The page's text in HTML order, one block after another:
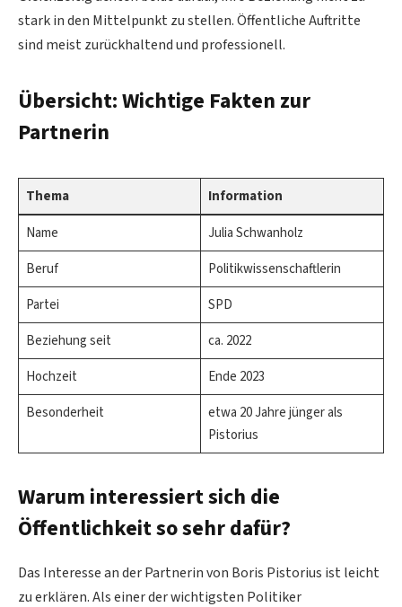
stark in den Mittelpunkt zu stellen. Öffentliche Auftritte
sind meist zurückhaltend und professionell.
Übersicht: Wichtige Fakten zur
Partnerin
Thema
Information
Name
Julia Schwanholz
Beruf
Politikwissenschaftlerin
Partei
SPD
Beziehung seit
ca. 2022
Hochzeit
Ende 2023
Besonderheit
etwa 20 Jahre jünger als
Pistorius
Warum interessiert sich die
Öffentlichkeit so sehr dafür?
Das Interesse an der Partnerin von Boris Pistorius ist leicht
zu erklären. Als einer der wichtigsten Politiker